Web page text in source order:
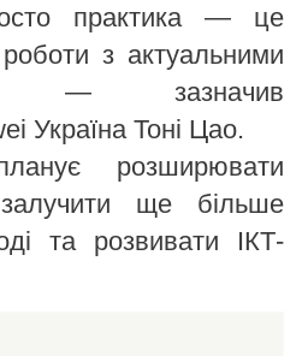
практика — це
з актуальними
— зазначив
Україна Тоні Цао.
розширювати
ще більше
та розвивати ІКТ-